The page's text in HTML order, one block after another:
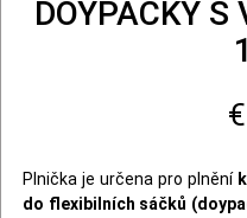
DOYPACKY S
Plnička je určena pro plnění
do flexibilních sáčků